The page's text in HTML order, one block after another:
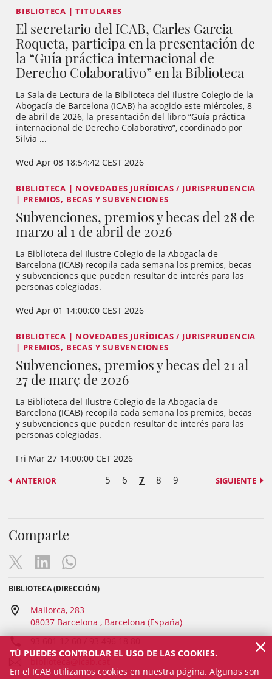
BIBLIOTECA | TITULARES
El secretario del ICAB, Carles Garcia
Roqueta, participa en la presentación de
la “Guía práctica internacional de
Derecho Colaborativo” en la Biblioteca
La Sala de Lectura de la Biblioteca del Ilustre Colegio de la
Abogacía de Barcelona (ICAB) ha acogido este miércoles, 8
de abril de 2026, la presentación del libro “Guía práctica
internacional de Derecho Colaborativo”, coordinado por
Silvia ...
Wed Apr 08 18:54:42 CEST 2026
BIBLIOTECA | NOVEDADES JURÍDICAS / JURISPRUDENCIA
| PREMIOS, BECAS Y SUBVENCIONES
Subvenciones, premios y becas del 28 de
marzo al 1 de abril de 2026
La Biblioteca del Ilustre Colegio de la Abogacía de
Barcelona (ICAB) recopila cada semana los premios, becas
y subvenciones que pueden resultar de interés para las
personas colegiadas.
Wed Apr 01 14:00:00 CEST 2026
BIBLIOTECA | NOVEDADES JURÍDICAS / JURISPRUDENCIA
| PREMIOS, BECAS Y SUBVENCIONES
Subvenciones, premios y becas del 21 al
27 de març de 2026
La Biblioteca del Ilustre Colegio de la Abogacía de
Barcelona (ICAB) recopila cada semana los premios, becas
y subvenciones que pueden resultar de interés para las
personas colegiadas.
Fri Mar 27 14:00:00 CET 2026
ANTERIOR 5 6 7 8 9 SIGUIENTE
Comparte
BIBLIOTECA (DIRECCIÓN)
Mallorca, 283
08037 Barcelona , Barcelona (España)
TÚ PUEDES CONTROLAR EL USO DE LAS COOKIES.
En el ICAB utilizamos cookies en nuestra página. Algunas son
×